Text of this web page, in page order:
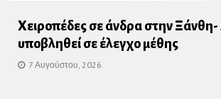
Χειροπέδες σε άνδρα στην
υποβληθεί σε έλεγχο μέθης
7 Αυγούστου, 2026